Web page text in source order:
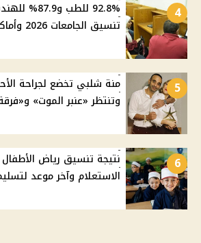
4
92.8% للطب
تنسيق الجامعات 2026 وأماكن المرحلة الثانية
5
منة شلبي تخضع لجراحة
وتنتظر «عنبر الموت»
6
نتيجة تنسيق رياض الأطفال
الاستعلام وآخر موعد